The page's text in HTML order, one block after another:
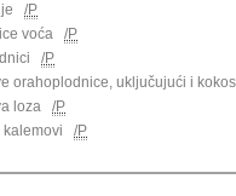
/P
voća
/P
/P
orahoplodnice, uključujući i
loza
/P
kalemovi
/P